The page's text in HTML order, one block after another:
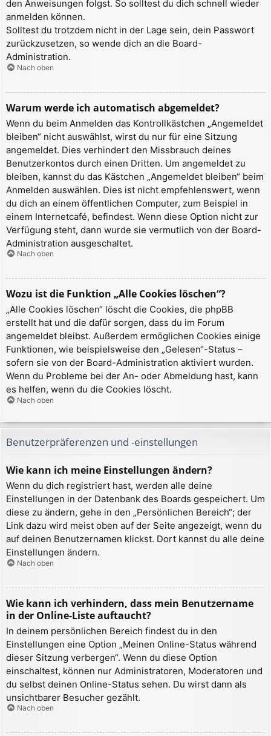
den Anweisungen folgst. So solltest du dich schnell wieder
anmelden können.
Solltest du trotzdem nicht in der Lage sein, dein Passwort
zurückzusetzen, so wende dich an die Board-
Administration.
Nach oben
Warum werde ich automatisch abgemeldet?
Wenn du beim Anmelden das Kontrollkästchen „Angemeldet
bleiben“ nicht auswählst, wirst du nur für eine Sitzung
angemeldet. Dies verhindert den Missbrauch deines
Benutzerkontos durch einen Dritten. Um angemeldet zu
bleiben, kannst du das Kästchen „Angemeldet bleiben“ beim
Anmelden auswählen. Dies ist nicht empfehlenswert, wenn
du dich an einem öffentlichen Computer, zum Beispiel in
einem Internetcafé, befindest. Wenn diese Option nicht zur
Verfügung steht, dann wurde sie vermutlich von der Board-
Administration ausgeschaltet.
Nach oben
Wozu ist die Funktion „Alle Cookies löschen“?
„Alle Cookies löschen“ löscht die Cookies, die phpBB
erstellt hat und die dafür sorgen, dass du im Forum
angemeldet bleibst. Außerdem ermöglichen Cookies einige
Funktionen, wie beispielsweise den „Gelesen“-Status –
sofern sie von der Board-Administration aktiviert wurden.
Wenn du Probleme bei der An- oder Abmeldung hast, kann
es helfen, wenn du die Cookies löscht.
Nach oben
Benutzerpräferenzen und -einstellungen
Wie kann ich meine Einstellungen ändern?
Wenn du dich registriert hast, werden alle deine
Einstellungen in der Datenbank des Boards gespeichert. Um
diese zu ändern, gehe in den „Persönlichen Bereich“; der
Link dazu wird meist oben auf der Seite angezeigt, wenn du
auf deinen Benutzernamen klickst. Dort kannst du alle deine
Einstellungen ändern.
Nach oben
Wie kann ich verhindern, dass mein Benutzername
in der Online-Liste auftaucht?
In deinem persönlichen Bereich findest du in den
Einstellungen eine Option „Meinen Online-Status während
dieser Sitzung verbergen“. Wenn du diese Option
einschaltest, können nur Administratoren, Moderatoren und
du selbst deinen Online-Status sehen. Du wirst dann als
unsichtbarer Besucher gezählt.
Nach oben